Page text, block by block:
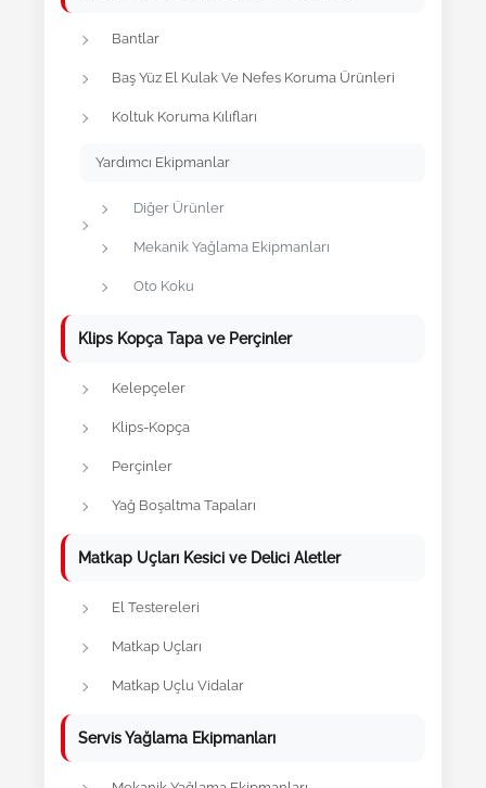
Bantlar
Baş Yüz El Kulak Ve Nefes Koruma Ürünleri
Koltuk Koruma Kılıfları
Yardımcı Ekipmanlar
Diğer Ürünler
Mekanik Yağlama Ekipmanları
Oto Koku
Klips Kopça Tapa ve Perçinler
Kelepçeler
Klips-Kopça
Perçinler
Yağ Boşaltma Tapaları
Matkap Uçları Kesici ve Delici Aletler
El Testereleri
Matkap Uçları
Matkap Uçlu Vidalar
Servis Yağlama Ekipmanları